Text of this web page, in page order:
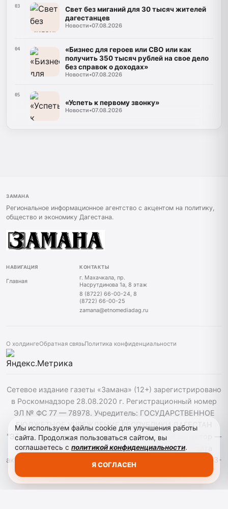
03
Свет без миганий для 30 тысяч жителей
дагестанцев
Новости•07.08.2026
04
«Бизнес для героев или СВО или как
получить 350 тысяч рублей на свое дело
без справок о доходах»
Новости•07.08.2026
05
«Успеть к первому звонку»
Новости•07.08.2026
ЗАМАНА
Региональное информационное агентство с акцентом на политику,
общество и экономику Дагестана.
НАВИГАЦИЯ
Главная
КОНТАКТЫ
г. Махачкала, пр.
Насрутдинова 1а, 8 этаж
8 (8722) 66-00-24, 8
(8722) 66-00-25
zamana@etnomediadag.ru
О холдингеОбратная связьПолитика конфиденциальности
Сетевое издание газеты «Замана» (12+) зарегистрировано
в Роскомнадзоре 28.08.2020 г. Регистрационный номер
ЭЛ № ФС 77 — 78978. Учредитель: ГОСУДАРСТВЕННОЕ
БЮДЖЕТНОЕ УЧРЕЖДЕНИЕ РЕСПУБЛИКИ ДАГЕСТАН
"ЭТНОМЕДИАХОЛДИНГ "ДАГЕСТАН". Главный редактор —
Багомедов Р.Р. При использовании материалов сайта
активная гиперссылка на zamana.info обязательна. ©️ 2013-
Мы используем файлы cookie для улучшения работы
сайта. Продолжая пользоваться сайтом, вы
соглашаетесь с политикой конфиденциальности.
Я СОГЛАСЕН